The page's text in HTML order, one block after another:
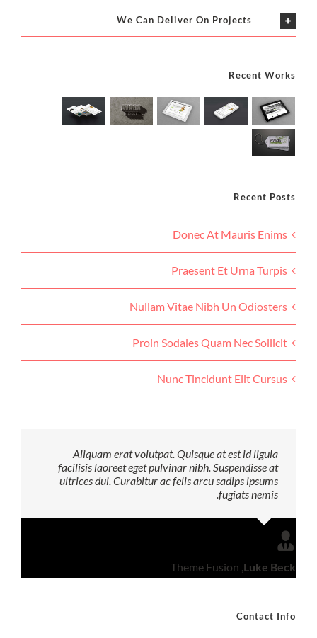
We Can Deliver On Projects
Recent Works
Recent Posts
Donec At Mauris Enims
Praesent Et Urna Turpis
Nullam Vitae Nibh Un Odiosters
Proin Sodales Quam Nec Sollicit
Nunc Tincidunt Elit Cursus
Aliquam erat volutpat. Quisque at est id ligula
facilisis laoreet eget pulvinar nibh. Suspendisse at
ultrices dui. Curabitur ac felis arcu sadips ipsums
fugiats nemis.
Luke Beck
,
Theme Fusion
Contact Info